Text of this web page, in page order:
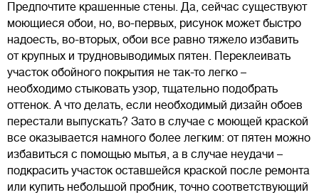
Предпочтите крашенные стены. Да, сейчас существуют
моющиеся обои, но, во-первых, рисунок может быстро
надоесть, во-вторых, обои все равно тяжело избавить
от крупных и трудновыводимых пятен. Переклеивать
участок обойного покрытия не так-то легко –
необходимо стыковать узор, тщательно подобрать
оттенок. А что делать, если необходимый дизайн обоев
перестали выпускать? Зато в случае с моющей краской
все оказывается намного более легким: от пятен можно
избавиться с помощью мытья, а в случае неудачи –
подкрасить участок оставшейся краской после ремонта
или купить небольшой пробник, точно соответствующий